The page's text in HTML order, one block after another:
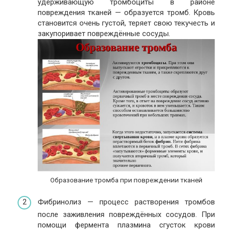
повреждения тканей — образуется тромб. Кровь
становится очень густой, теряет свою текучесть и
закупоривает повреждённые сосуды.
Образование тромба при повреждении тканей
Фибринолиз — процесс растворения тромбов
после заживления повреждённых сосудов. При
помощи фермента плазмина сгусток крови